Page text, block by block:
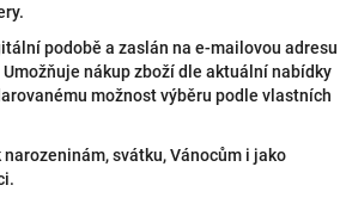
podobě a zaslán na e-mailovou adresu
nákup zboží dle aktuální nabídky
možnost výběru podle vlastních
svátku, Vánocům i jako